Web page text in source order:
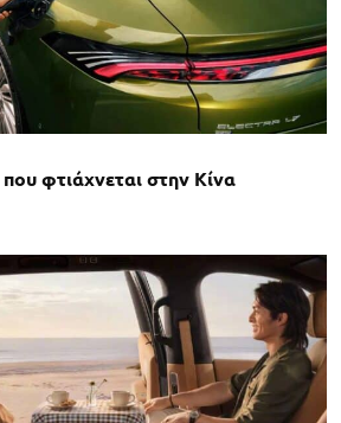
φτιάχνεται στην Κίνα